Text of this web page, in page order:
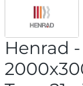
Henrad